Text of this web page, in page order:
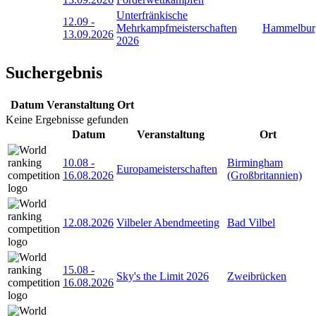
12.09 -
13.09.2026
Unterfränkische
Mehrkampfmeisterschaften
2026
Suchergebnis
Datum Veranstaltung Ort
Keine Ergebnisse gefunden
Datum
Veranstaltung Ort
10.08 -
16.08.2026
Europameisterschaften
Birmingham
(Großbritannien)
12.08.2026 Vilbeler Abendmeeting Bad Vilbel
15.08 -
16.08.2026
Sky's the Limit 2026 Zweibrücken